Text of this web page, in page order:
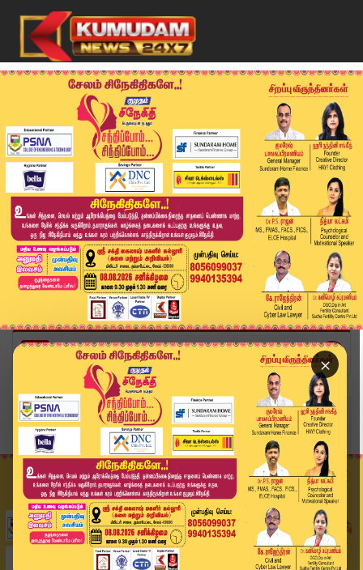
×
Home
வீடியோ ஸ்டோரி
யார் தப்பு பண்ணாலும் கேள்வி கேக்கணும்.. கட்சி ப...